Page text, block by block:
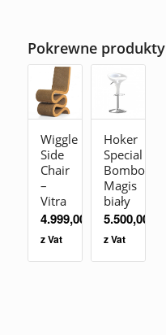
Pokrewne produkty
Wiggle
Side
Chair
–
Vitra
4.999,00
z Vat
Hoker
Special
Bombo
Magis
biały
5.500,00
z Vat